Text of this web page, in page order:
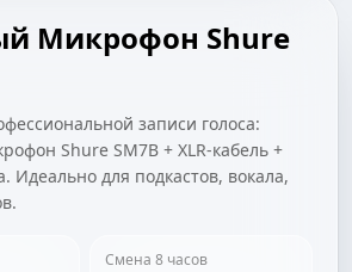
Микрофон Shure
записи голоса:
Shure SM7B + XLR-кабель +
Идеально для подкастов, вокала,
Смена 8 часов